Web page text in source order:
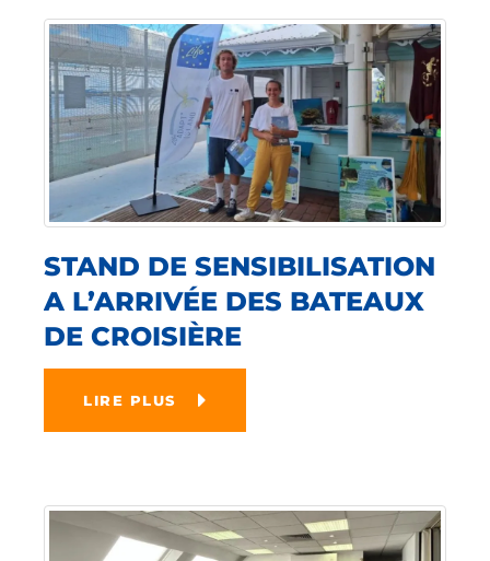
STAND DE SENSIBILISATION
A L’ARRIVÉE DES BATEAUX
DE CROISIÈRE
LIRE PLUS